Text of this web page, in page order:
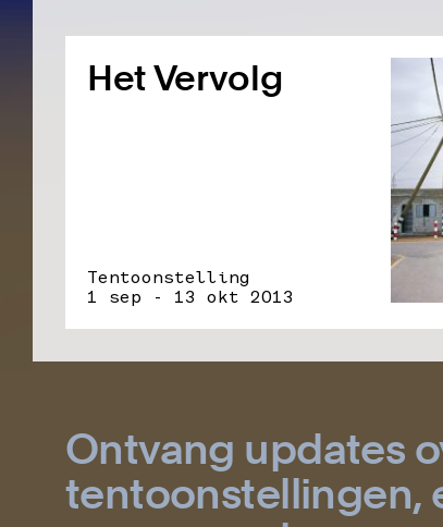
Het Vervolg
Tentoonstelling
1 sep - 13 okt 2013
Ontvang updates
tentoonstellingen,